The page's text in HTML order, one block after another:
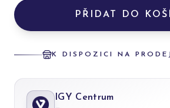
PŘIDAT DO
K DISPOZICI NA
IGY Centrum